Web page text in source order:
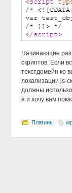
Начинающие
скриптов. Если
текстдомейн ко
локализации js-
должны
я и хочу вам
Плагины